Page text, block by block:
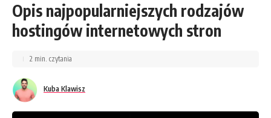
Opis najpopularniejszych rodzajów
hostingów internetowych stron
Kuba Klawisz
2 min. czytania